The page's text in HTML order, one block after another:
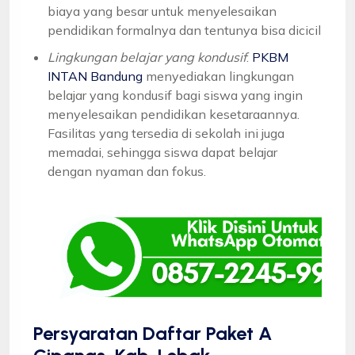
biaya yang besar untuk menyelesaikan
pendidikan formalnya dan tentunya bisa dicicil
Lingkungan belajar yang kondusif: PKBM
INTAN Bandung menyediakan lingkungan
belajar yang kondusif bagi siswa yang ingin
menyelesaikan pendidikan kesetaraannya.
Fasilitas yang tersedia di sekolah ini juga
memadai, sehingga siswa dapat belajar
dengan nyaman dan fokus.
Persyaratan Daftar Paket A